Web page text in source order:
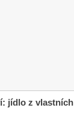
jídlo z vlastních